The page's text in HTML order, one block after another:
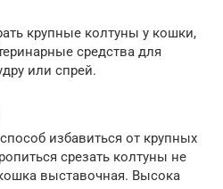
крупные колтуны у кошки,
средства для
или спрей.
избавиться от крупных
срезать колтуны не
выставочная. Высока